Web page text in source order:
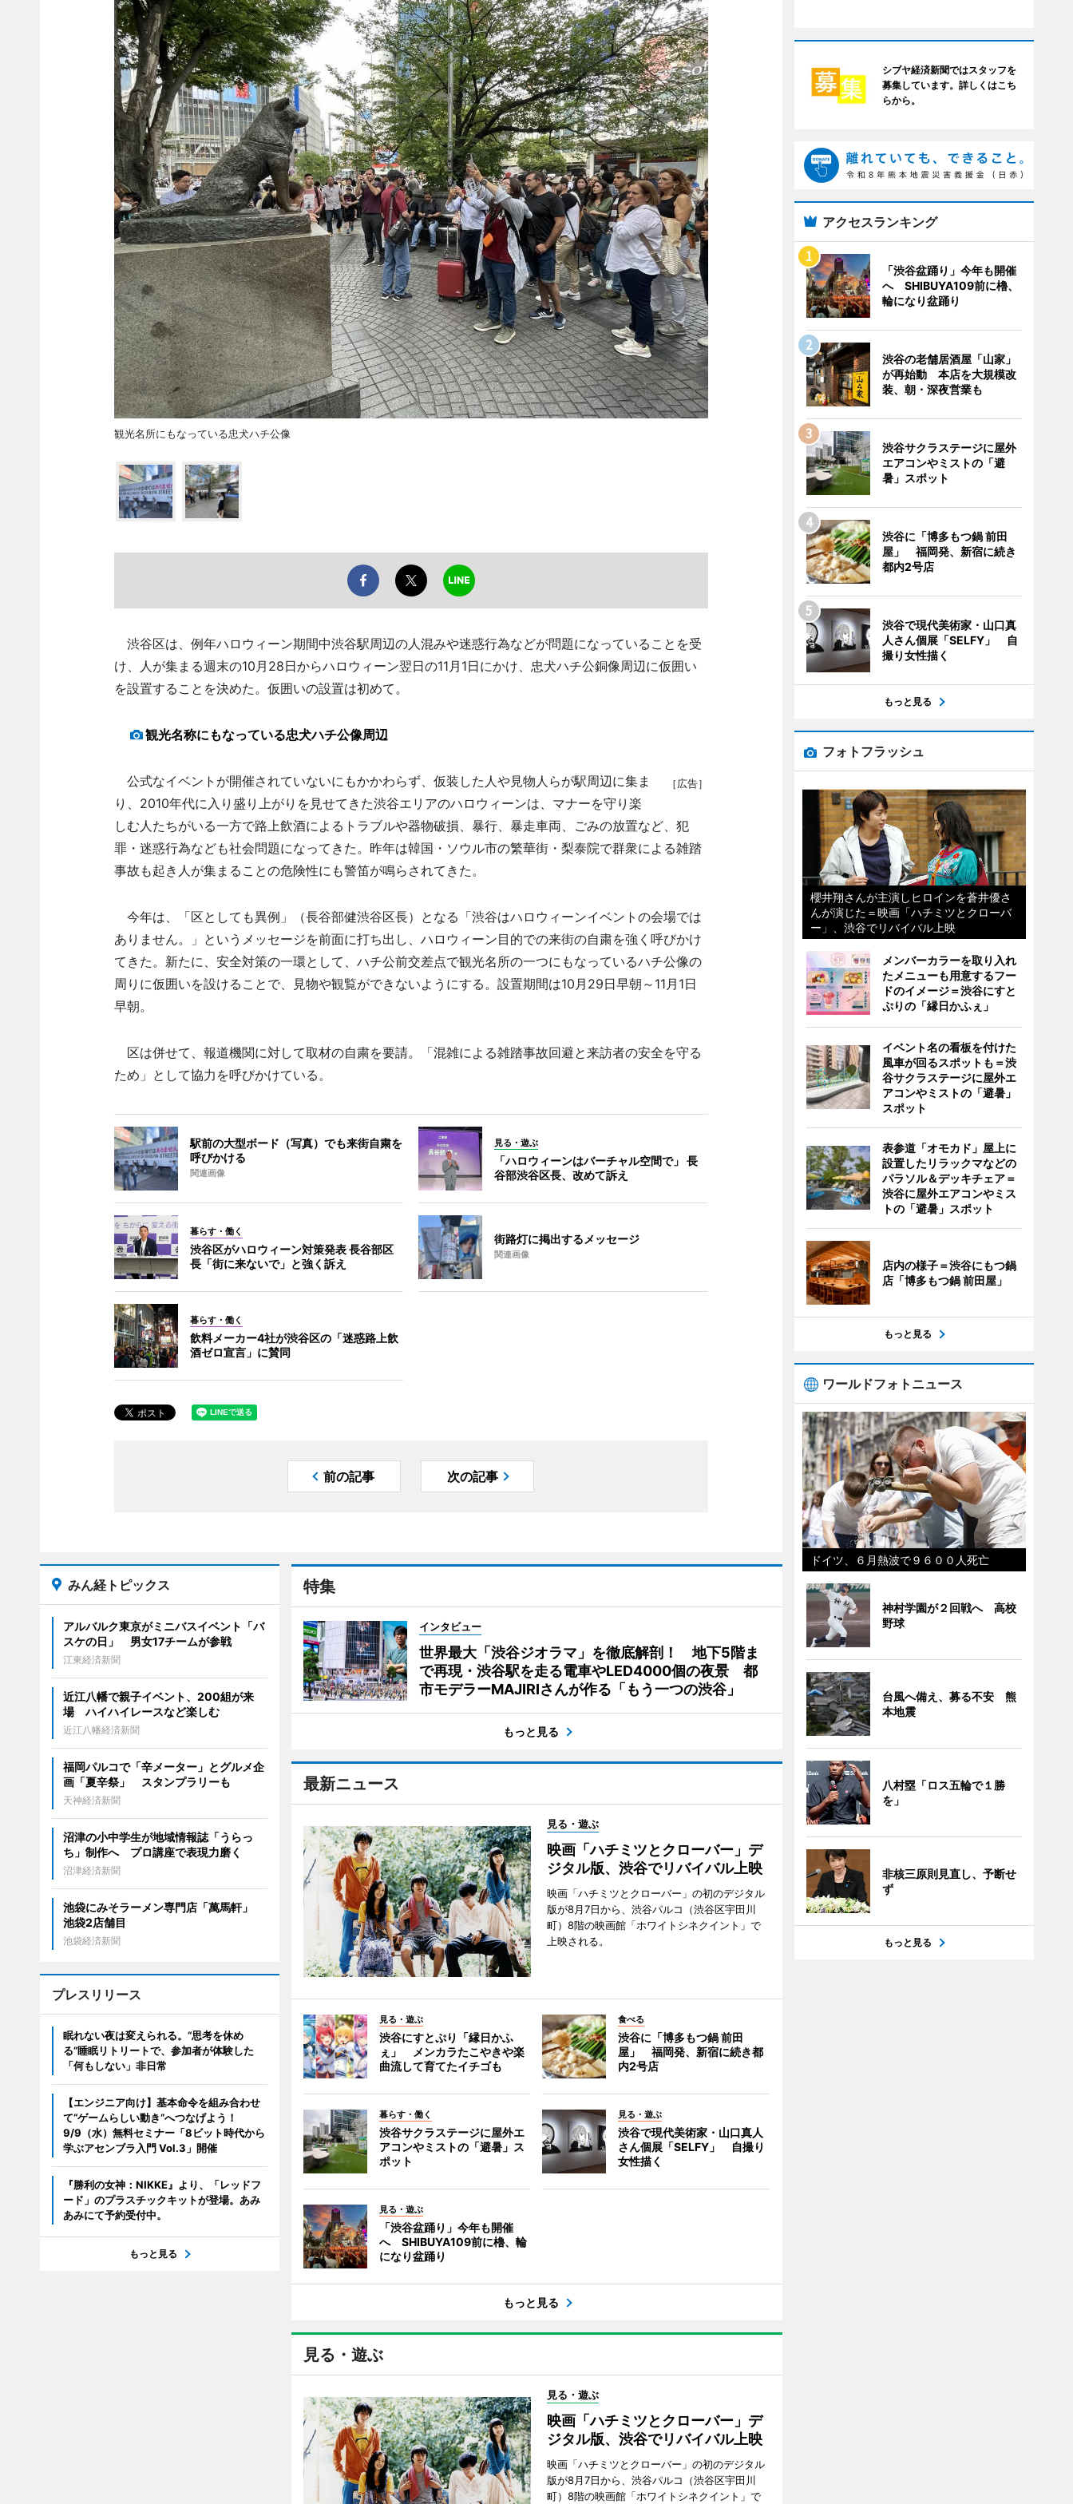
観光名所にもなっている忠犬ハチ公像
渋谷区は、例年ハロウィーン期間中渋谷駅周辺の人混みや迷惑行為などが問題になっていることを受
け、人が集まる週末の10月28日からハロウィーン翌日の11月1日にかけ、忠犬ハチ公銅像周辺に仮囲い
を設置することを決めた。仮囲いの設置は初めて。
観光名称にもなっている忠犬ハチ公像周辺
［広告］
公式なイベントが開催されていないにもかかわらず、仮装した人や見物人らが駅周辺に集ま
り、2010年代に入り盛り上がりを見せてきた渋谷エリアのハロウィーンは、マナーを守り楽
しむ人たちがいる一方で路上飲酒によるトラブルや器物破損、暴行、暴走車両、ごみの放置など、犯
罪・迷惑行為なども社会問題になってきた。昨年は韓国・ソウル市の繁華街・梨泰院で群衆による雑踏
事故も起き人が集まることの危険性にも警笛が鳴らされてきた。
今年は、「区としても異例」（長谷部健渋谷区長）となる「渋谷はハロウィーンイベントの会場では
ありません。」というメッセージを前面に打ち出し、ハロウィーン目的での来街の自粛を強く呼びかけ
てきた。新たに、安全対策の一環として、ハチ公前交差点で観光名所の一つにもなっているハチ公像の
周りに仮囲いを設けることで、見物や観覧ができないようにする。設置期間は10月29日早朝～11月1日
早朝。
区は併せて、報道機関に対して取材の自粛を要請。「混雑による雑踏事故回避と来訪者の安全を守る
ため」として協力を呼びかけている。
駅前の大型ボード（写真）でも来街自粛を
呼びかける
関連画像
見る・遊ぶ
「ハロウィーンはバーチャル空間で」 長
谷部渋谷区長、改めて訴え
暮らす・働く
渋谷区がハロウィーン対策発表 長谷部区
長「街に来ないで」と強く訴え
街路灯に掲出するメッセージ
関連画像
暮らす・働く
飲料メーカー4社が渋谷区の「迷惑路上飲
酒ゼロ宣言」に賛同
前の記事 次の記事
特集
インタビュー
世界最大「渋谷ジオラマ」を徹底解剖！ 地下5階ま
で再現・渋谷駅を走る電車やLED4000個の夜景 都
市モデラーMAJIRIさんが作る「もう一つの渋谷」
もっと見る
最新ニュース
見る・遊ぶ
映画「ハチミツとクローバー」デ
ジタル版、渋谷でリバイバル上映
映画「ハチミツとクローバー」の初のデジタル
版が8月7日から、渋谷パルコ（渋谷区宇田川
町）8階の映画館「ホワイトシネクイント」で
上映される。
見る・遊ぶ
渋谷にすとぷり「縁日かふ
ぇ」 メンカラたこやきや楽
曲流して育てたイチゴも
食べる
渋谷に「博多もつ鍋 前田
屋」 福岡発、新宿に続き都
内2号店
暮らす・働く
渋谷サクラステージに屋外エ
アコンやミストの「避暑」ス
ポット
見る・遊ぶ
渋谷で現代美術家・山口真人
さん個展「SELFY」 自撮り
女性描く
見る・遊ぶ
「渋谷盆踊り」今年も開催
へ SHIBUYA109前に櫓、輪
になり盆踊り
もっと見る
見る・遊ぶ
見る・遊ぶ
映画「ハチミツとクローバー」デ
ジタル版、渋谷でリバイバル上映
映画「ハチミツとクローバー」の初のデジタル
版が8月7日から、渋谷パルコ（渋谷区宇田川
町）8階の映画館「ホワイトシネクイント」で
みん経トピックス
アルバルク東京がミニバスイベント「バ
スケの日」 男女17チームが参戦
江東経済新聞
近江八幡で親子イベント、200組が来
場 ハイハイレースなど楽しむ
近江八幡経済新聞
福岡パルコで「辛メーター」とグルメ企
画「夏辛祭」 スタンプラリーも
天神経済新聞
沼津の小中学生が地域情報誌「うらっ
ち」制作へ プロ講座で表現力磨く
沼津経済新聞
池袋にみそラーメン専門店「萬馬軒」
池袋2店舗目
池袋経済新聞
プレスリリース
眠れない夜は変えられる。“思考を休め
る”睡眠リトリートで、参加者が体験した
「何もしない」非日常
【エンジニア向け】基本命令を組み合わせ
て“ゲームらしい動き”へつなげよう！
9/9（水）無料セミナー「8ビット時代から
学ぶアセンブラ入門 Vol.3」開催
『勝利の女神：NIKKE』より、「レッドフ
ード」のプラスチックキットが登場。あみ
あみにて予約受付中。
もっと見る
シブヤ経済新聞ではスタッフを
募集しています。詳しくはこち
らから。
アクセスランキング
「渋谷盆踊り」今年も開催
へ SHIBUYA109前に櫓、
輪になり盆踊り
渋谷の老舗居酒屋「山家」
が再始動 本店を大規模改
装、朝・深夜営業も
渋谷サクラステージに屋外
エアコンやミストの「避
暑」スポット
渋谷に「博多もつ鍋 前田
屋」 福岡発、新宿に続き
都内2号店
渋谷で現代美術家・山口真
人さん個展「SELFY」 自
撮り女性描く
もっと見る
フォトフラッシュ
櫻井翔さんが主演しヒロインを蒼井優さ
んが演じた＝映画「ハチミツとクローバ
ー」、渋谷でリバイバル上映
メンバーカラーを取り入れ
たメニューも用意するフー
ドのイメージ＝渋谷にすと
ぷりの「縁日かふぇ」
イベント名の看板を付けた
風車が回るスポットも＝渋
谷サクラステージに屋外エ
アコンやミストの「避暑」
スポット
表参道「オモカド」屋上に
設置したリラックマなどの
パラソル＆デッキチェア＝
渋谷に屋外エアコンやミス
トの「避暑」スポット
店内の様子＝渋谷にもつ鍋
店「博多もつ鍋 前田屋」
もっと見る
ワールドフォトニュース
ドイツ、６月熱波で９６００人死亡
神村学園が２回戦へ 高校
野球
台風へ備え、募る不安 熊
本地震
八村塁「ロス五輪で１勝
を」
非核三原則見直し、予断せ
ず
もっと見る